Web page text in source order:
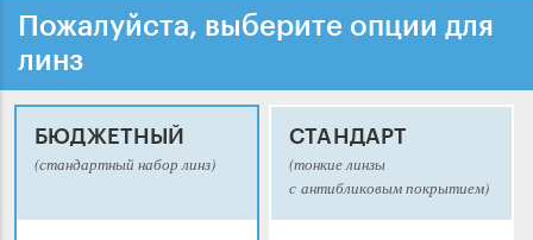
Пожалуйста, выберите опции для
линз
БЮДЖЕТНЫЙ
(стандартный набор линз)
СТАНДАРТ
(тонкие линзы
с антибликовым покрытием)